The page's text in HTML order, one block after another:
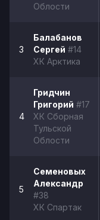
Облости
3
Балабанов
Сергей #14
ХК Арктика
4
Гридчин
Григорий #17
ХК Сборная
Тульской
Облости
5
Семеновых
Александр
#38
ХК Спартак